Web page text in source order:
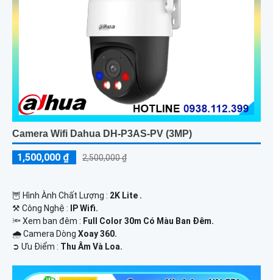
Camera Wifi Dahua DH-P3AS-PV (3MP)
1,500,000 ₫ 2,500,000 ₫
🦉 Hình Ành Chất Lượng : 2K Lite .
⚒ Công Nghệ :
IP Wifi.
🔦 Xem ban đêm : Full Color 30m Có Màu Ban Ðêm.
🌧️ Camera Dòng Xoay 360.
️➲ Ưu Điểm : Thu Âm Và Loa.